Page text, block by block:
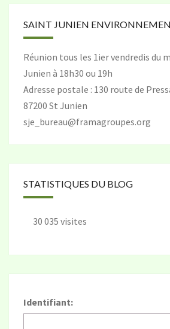
SAINT JUNIEN
Réunion tous les 1ier vendredis du
Junien à 18h30 ou 19h
Adresse postale : 130 route de
87200 St Junien
sje_bureau@framagroupes.org
STATISTIQUES DU BLOG
30 035 visites
Identifiant: